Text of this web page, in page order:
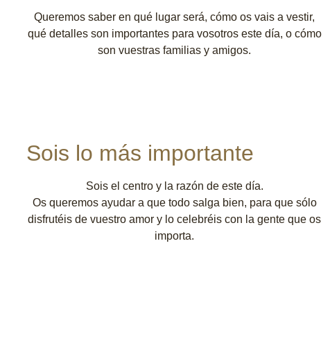
Queremos saber en qué lugar será, cómo os vais a vestir,
qué detalles son importantes para vosotros este día, o cómo
son vuestras familias y amigos.
Sois lo más importante
Sois el centro y la razón de este día.
Os queremos ayudar a que todo salga bien, para que sólo
disfrutéis de vuestro amor y lo celebréis con la gente que os
importa.